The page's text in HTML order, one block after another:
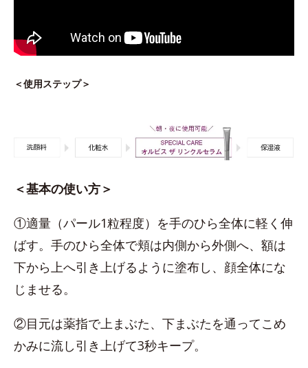
＜使用ステップ＞
＜基本の使い方＞
①適量（パール1粒程度）を手のひら全体に軽く伸
ばす。手のひら全体で頬は内側から外側へ、額は
下から上へ引き上げるように塗布し、顔全体にな
じませる。
②目元は薬指で上まぶた、下まぶたを通ってこめ
かみに流し引き上げて3秒キープ。